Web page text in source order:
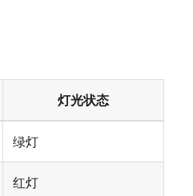
灯光状态
绿灯
红灯